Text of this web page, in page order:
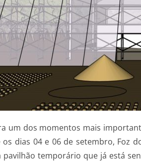
um dos momentos mais
dias 04 e 06 de setembro, Foz
temporário que já está